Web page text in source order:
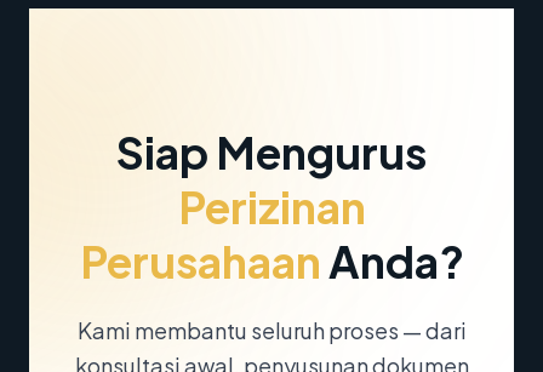
Siap Mengurus
Perizinan
PerusahaanAnda?
Kami membantu seluruh proses — dari
konsultasi awal, penyusunan dokumen